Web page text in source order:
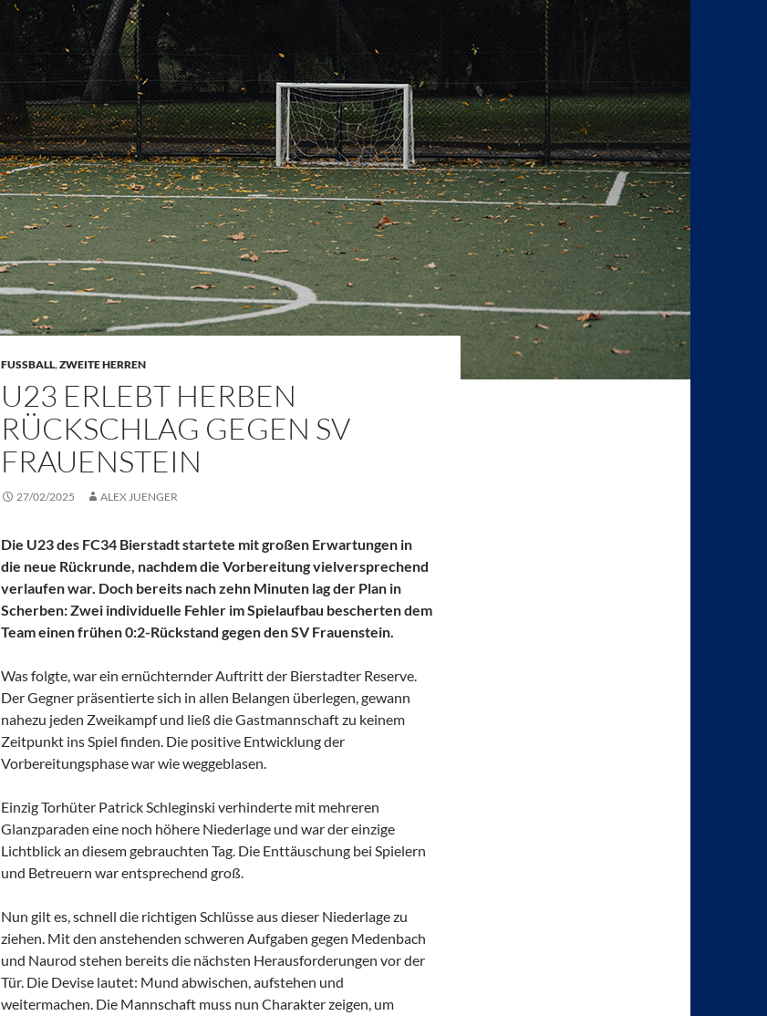
FUSSBALL,ZWEITE HERREN
U23 ERLEBT HERBEN
RÜCKSCHLAG GEGEN SV
FRAUENSTEIN
27/02/2025 ALEX JUENGER
Die U23 des FC34 Bierstadt startete mit großen Erwartungen in
die neue Rückrunde, nachdem die Vorbereitung vielversprechend
verlaufen war. Doch bereits nach zehn Minuten lag der Plan in
Scherben: Zwei individuelle Fehler im Spielaufbau bescherten dem
Team einen frühen 0:2-Rückstand gegen den SV Frauenstein.
Was folgte, war ein ernüchternder Auftritt der Bierstadter Reserve.
Der Gegner präsentierte sich in allen Belangen überlegen, gewann
nahezu jeden Zweikampf und ließ die Gastmannschaft zu keinem
Zeitpunkt ins Spiel finden. Die positive Entwicklung der
Vorbereitungsphase war wie weggeblasen.
Einzig Torhüter Patrick Schleginski verhinderte mit mehreren
Glanzparaden eine noch höhere Niederlage und war der einzige
Lichtblick an diesem gebrauchten Tag. Die Enttäuschung bei Spielern
und Betreuern war entsprechend groß.
Nun gilt es, schnell die richtigen Schlüsse aus dieser Niederlage zu
ziehen. Mit den anstehenden schweren Aufgaben gegen Medenbach
und Naurod stehen bereits die nächsten Herausforderungen vor der
Tür. Die Devise lautet: Mund abwischen, aufstehen und
weitermachen. Die Mannschaft muss nun Charakter zeigen, um